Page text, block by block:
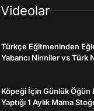
Türkçe Eğitmeninden
Yabancı Ninniler vs Türk
Köpeği İçin Günlük Öğün
Yaptığı 1 Aylık Mama